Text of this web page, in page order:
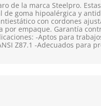
de la marca Steelpro.
goma hipoalérgica y
con cordones
por empaque. Garantía
-Aptos para
Z87.1 -Adecuados para